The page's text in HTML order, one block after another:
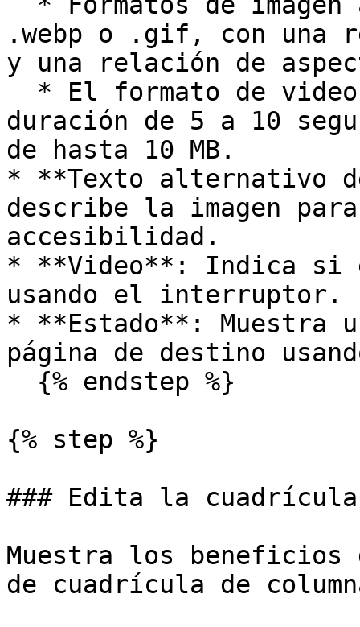
.webp o .gif, con una
y una relación de
duración de 5 a 10
de hasta 10 MB.
* **Texto alternativo
describe la imagen
accesibilidad.
* **Video**: Indica si
usando el interruptor.
* **Estado**: Muestra
página de destino
{% step %}
### Edita la cuadrícula
Muestra los beneficios
de cuadrícula de